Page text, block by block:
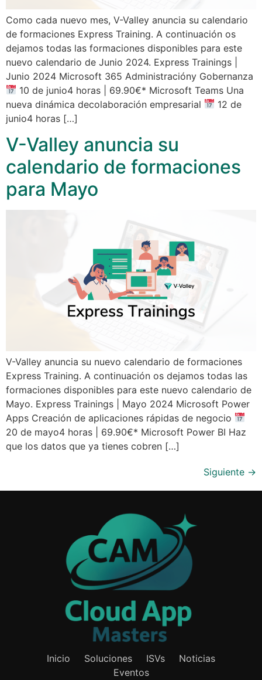
Como cada nuevo mes, V-Valley anuncia su calendario
de formaciones Express Training. A continuación os
dejamos todas las formaciones disponibles para este
nuevo calendario de Junio 2024. Express Trainings |
Junio 2024 Microsoft 365 Administracióny Gobernanza
10 de junio4 horas | 69.90€* Microsoft Teams Una
nueva dinámica decolaboración empresarial
12 de
junio4 horas […]
V-Valley anuncia su
calendario de formaciones
para Mayo
V-Valley anuncia su nuevo calendario de formaciones
Express Training. A continuación os dejamos todas las
formaciones disponibles para este nuevo calendario de
Mayo. Express Trainings | Mayo 2024 Microsoft Power
Apps Creación de aplicaciones rápidas de negocio
20 de mayo4 horas | 69.90€* Microsoft Power BI Haz
que los datos que ya tienes cobren […]
Siguiente →
Inicio Soluciones ISVs
Noticias
Eventos